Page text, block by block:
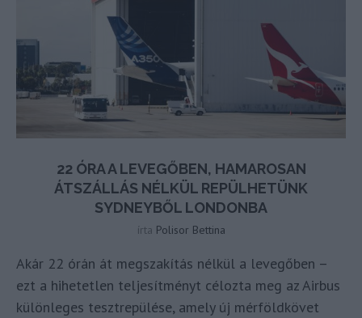
22 ÓRA A LEVEGŐBEN, HAMAROSAN
ÁTSZÁLLÁS NÉLKÜL REPÜLHETÜNK
SYDNEYBŐL LONDONBA
írta Polisor Bettina
Akár 22 órán át megszakítás nélkül a levegőben –
ezt a hihetetlen teljesítményt célozta meg az Airbus
különleges tesztrepülése, amely új mérföldkövet